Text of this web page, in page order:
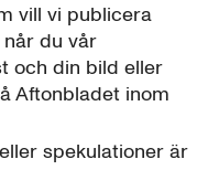
vill vi publicera
du vår
och din bild eller
Aftonbladet inom
spekulationer är